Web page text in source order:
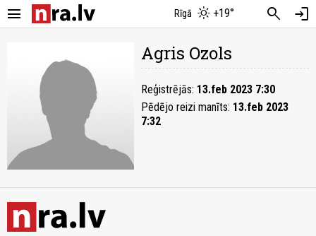
menu Rīgā +19° search login
Agris Ozols
Reģistrējās: 13.feb 2023 7:30
Pēdējo reizi manīts: 13.feb 2023
7:32